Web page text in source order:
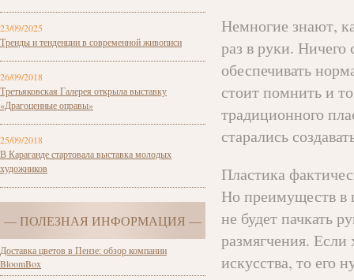
23/09/2025
Тренды и тенденции в современной живописи
26/09/2018
Третьяковская Галерея открыла выставку
«Драгоценные оправы»
25/09/2018
В Караганде стартовала выставка молодых
художников
— ПОЛЕЗНАЯ ИНФОРМАЦИЯ —
Доставка цветов в Пензе: обзор компании
BloomBox
Немногие знают,
раз в руки. Ничего
обеспечивать
стоит помнить и
традиционного
старались
Пластика
Но преимуществ в
не будет пачкать
размягчения. Если
искусства, то его